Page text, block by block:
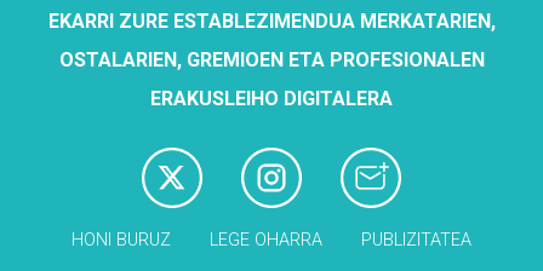
EKARRI ZURE ESTABLEZIMENDUA MERKATARIEN,
OSTALARIEN, GREMIOEN ETA PROFESIONALEN
ERAKUSLEIHO DIGITALERA
HONI BURUZ LEGE OHARRA PUBLIZITATEA